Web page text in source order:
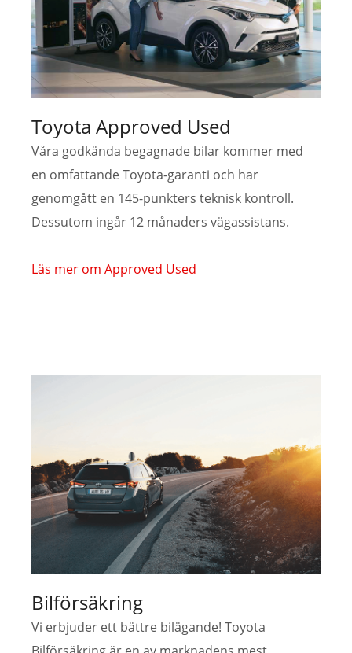
Toyota Approved Used
Våra godkända begagnade bilar kommer med
en omfattande Toyota-garanti och har
genomgått en 145-punkters teknisk kontroll.
Dessutom ingår 12 månaders vägassistans.
Läs mer om Approved Used
Bilförsäkring
Vi erbjuder ett bättre bilägande! Toyota